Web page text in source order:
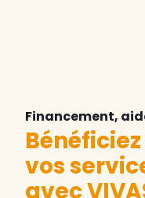
Financement,
vos
avec